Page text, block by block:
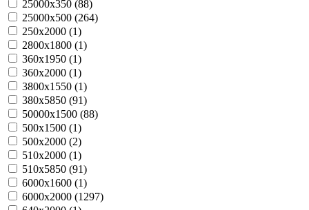
25000х350 (88)
25000х500 (264)
250х2000 (1)
2800х1800 (1)
360х1950 (1)
360х2000 (1)
3800х1550 (1)
380х5850 (91)
50000х1500 (88)
500х1500 (1)
500х2000 (2)
510х2000 (1)
510х5850 (91)
6000х1600 (1)
6000х2000 (1297)